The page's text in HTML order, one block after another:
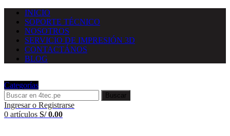
INICIO
SOPORTE TÉCNICO
NOSOTROS
SERVICIO DE IMPRESIÓN 3D
CONTACTÁNOS
BLOG
Categorías
Buscar
Ingresar o Registrarse
0 artículos S/0.00